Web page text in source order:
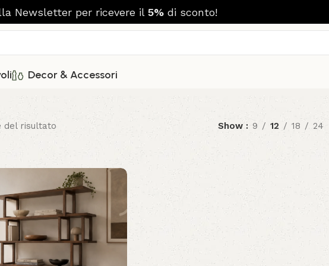
Newsletter per ricevere il 5%di sconto!
Decor & Accessori
del risultato Show 9 12 18 24